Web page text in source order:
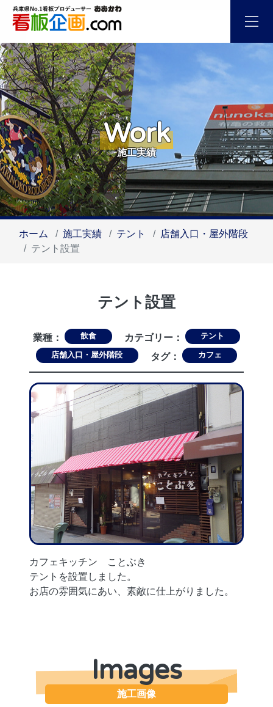
Work
施工実績
ホーム 施工実績 テント
店舗入口・屋外階段
テント設置
テント設置
業種： 飲食 カテゴリー： テント
店舗入口・屋外階段 タグ： カフェ
カフェキッチン ことぶき
テントを設置しました。
お店の雰囲気にあい、素敵に仕上がりました。
Images
施工画像